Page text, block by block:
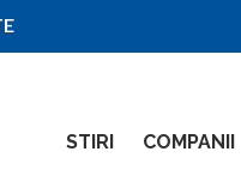
STIRI COMPANII